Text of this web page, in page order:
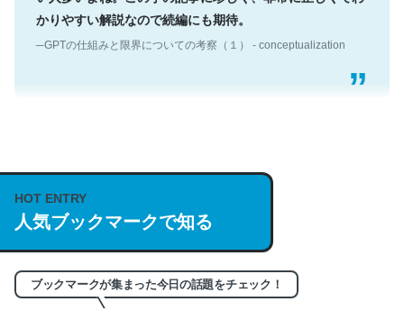
かりやすい解説なので続編にも期待。
説してる記事が少ないので貴重な良記事。/続編来た
https://isobe324649.hatenablog.com/entry/2023/03/27
/064121
─GPTの仕組みと限界についての考察（１） - conceptualization
HOT ENTRY
人気ブックマークで知る
ブックマークが集まった今日の話題をチェック！